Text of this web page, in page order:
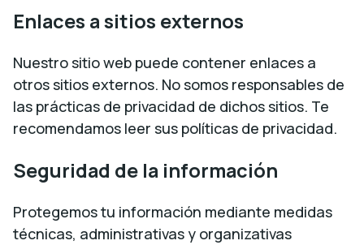
Enlaces a sitios externos
Nuestro sitio web puede contener enlaces a
otros sitios externos. No somos responsables de
las prácticas de privacidad de dichos sitios. Te
recomendamos leer sus políticas de privacidad.
Seguridad de la información
Protegemos tu información mediante medidas
técnicas, administrativas y organizativas